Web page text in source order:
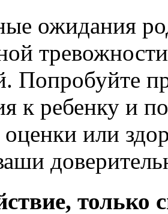
ожидания
Попробуйте
к ребенку и
или
только